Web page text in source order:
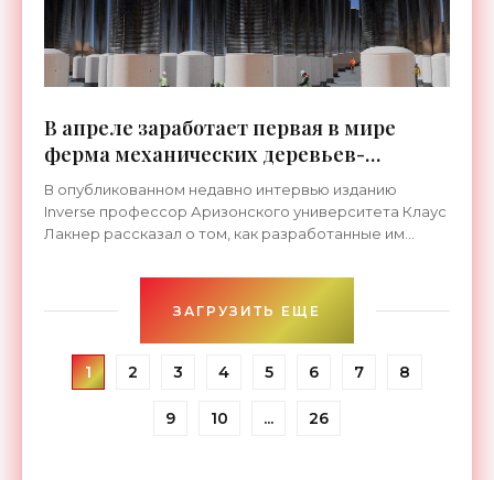
В апреле заработает первая в мире
ферма механических деревьев-
поглотителей СО2 - «Технологии»
В опубликованном недавно интервью изданию
Inverse профессор Аризонского университета Клаус
Лакнер рассказал о том, как разработанные им
ЗАГРУЗИТЬ ЕЩЕ
1 2 3 4 5 6 7 8
9 10 ... 26